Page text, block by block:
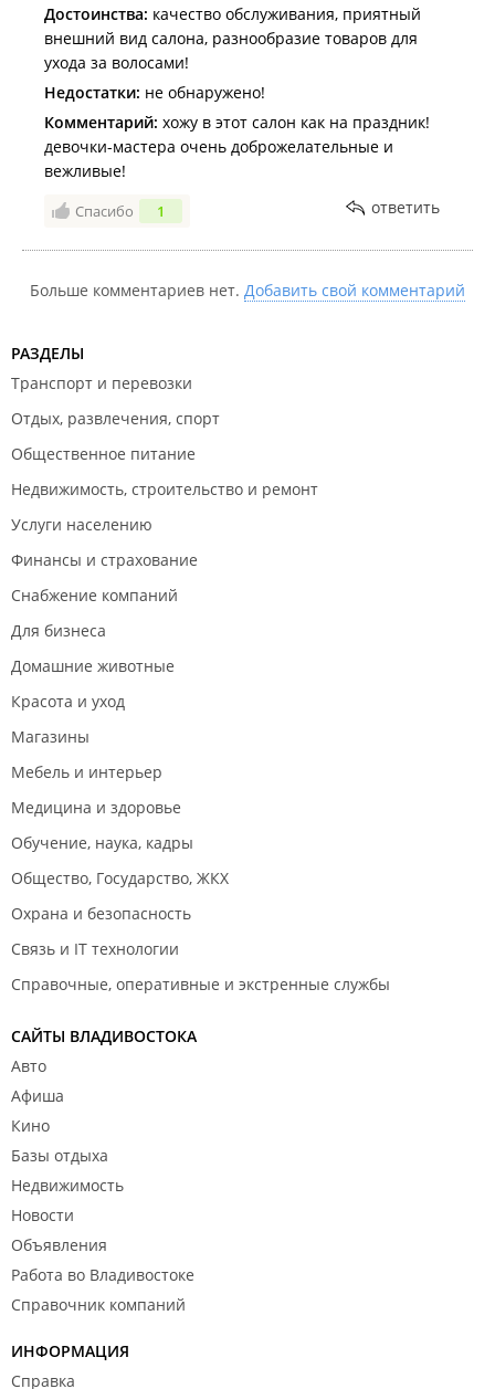
Достоинства: качество обслуживания, приятный
внешний вид салона, разнообразие товаров для
ухода за волосами!
Недостатки: не обнаружено!
Комментарий: хожу в этот салон как на праздник!
девочки-мастера очень доброжелательные и
вежливые!
Спасибо 1 ответить
Больше комментариев нет. Добавить свой комментарий
РАЗДЕЛЫ
Транспорт и перевозки
Отдых, развлечения, спорт
Общественное питание
Недвижимость, строительство и ремонт
Услуги населению
Финансы и страхование
Снабжение компаний
Для бизнеса
Домашние животные
Красота и уход
Магазины
Мебель и интерьер
Медицина и здоровье
Обучение, наука, кадры
Общество, Государство, ЖКХ
Охрана и безопасность
Связь и IT технологии
Справочные, оперативные и экстренные службы
САЙТЫ ВЛАДИВОСТОКА
Авто
Афиша
Кино
Базы отдыха
Недвижимость
Новости
Объявления
Работа во Владивостоке
Справочник компаний
ИНФОРМАЦИЯ
Справка